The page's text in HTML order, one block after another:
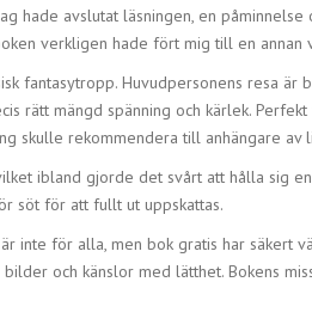
hade avslutat läsningen, en
verkligen hade fört mig till en
Huvudpersonens resa är
rätt mängd spänning och kärlek.
skulle rekommendera till anhängare av
ibland gjorde det svårt att hålla sig
söt för att fullt ut uppskattas.
inte för alla, men bok gratis har säkert
och känslor med lätthet. Bokens